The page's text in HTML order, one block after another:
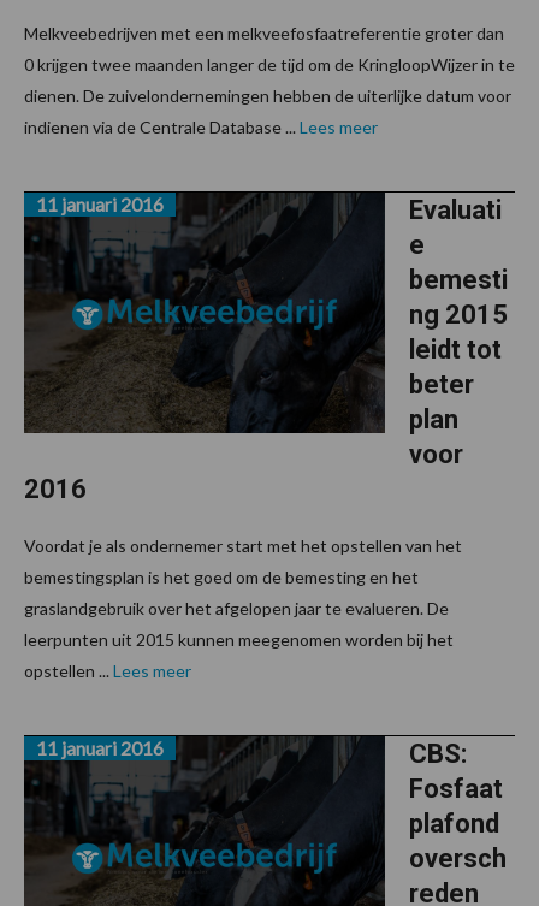
Melkveebedrijven met een melkveefosfaatreferentie groter dan
0 krijgen twee maanden langer de tijd om de KringloopWijzer in te
dienen. De zuivelondernemingen hebben de uiterlijke datum voor
indienen via de Centrale Database ... Lees meer
Evaluati
e
bemesti
ng 2015
leidt tot
beter
plan
voor
2016
11 januari 2016
Voordat je als ondernemer start met het opstellen van het
bemestingsplan is het goed om de bemesting en het
graslandgebruik over het afgelopen jaar te evalueren. De
leerpunten uit 2015 kunnen meegenomen worden bij het
opstellen ... Lees meer
CBS:
Fosfaat
plafond
oversch
reden
11 januari 2016